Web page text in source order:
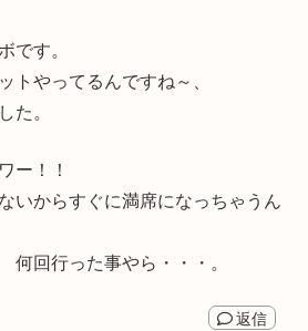
です。
トやってるんですね～、
た。
ー！！
いからすぐに満席になっちゃうん
回行った事やら・・・。
返信